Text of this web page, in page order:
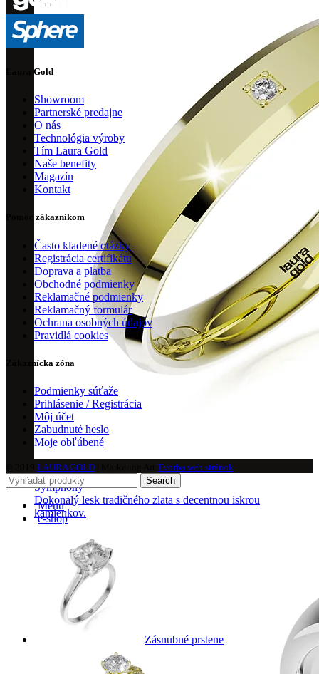
Symphony
Dokonalý lesk tradičného zlata s decentnou iskrou
kamienkov.
Laura Gold
Showroom
Partnerské predajne
O nás
Technológia výroby
Tím Laura Gold
Naše benefity
Magazín
Kontakt
Pomoc zákazníkom
Často kladené otázky
Registrácia certifikátu
Doprava a platba
Obchodné podmienky
Reklamačné podmienky
Reklamačný formulár
Ochrana osobných údajov
Pravidlá cookies
Zákaznícka zóna
Podmienky súťaže
Prihlásenie / Registrácia
Môj účet
Zabudnuté heslo
Moje obľúbené
LAURA GOLD
Tvorba web stránok
Search
Menu
e-shop
Zásnubné prstene